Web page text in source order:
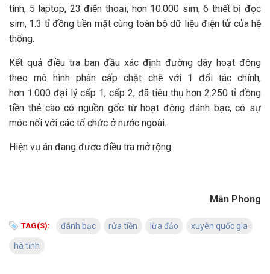
tính, 5 laptop, 23 điện thoại, hơn 10.000 sim, 6 thiết bị đọc
sim, 1.3 tỉ đồng tiền mặt cùng toàn bộ dữ liệu điện tử của hệ
thống.
Kết quả điều tra ban đầu xác định đường dây hoạt động
theo mô hình phân cấp chặt chẽ với 1 đối tác chính,
hơn 1.000 đại lý cấp 1, cấp 2, đã tiêu thụ hơn 2.250 tỉ đồng
tiền thẻ cào có nguồn gốc từ hoạt động đánh bạc, có sự
móc nối với các tổ chức ở nước ngoài.
Hiện vụ án đang được điều tra mở rộng.
Mẫn Phong
TAG(S): đánh bạc rửa tiền lừa đảo xuyên quốc gia
hà tĩnh